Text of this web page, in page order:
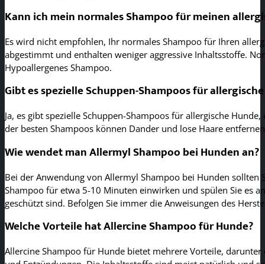
Kann ich mein normales Shampoo für meinen
Es wird nicht empfohlen, Ihr normales Shampoo für Ihren
abgestimmt und enthalten weniger aggressive Inhaltsstoffe.
Hypoallergenes Shampoo.
Gibt es spezielle Schuppen-Shampoos für
Ja, es gibt spezielle Schuppen-Shampoos für allergische
der besten Shampoos können Dander und lose Haare
Wie wendet man Allermyl Shampoo bei Hunden an?
Bei der Anwendung von Allermyl Shampoo bei Hunden sollten
Shampoo für etwa 5-10 Minuten einwirken und spülen Sie es
geschützt sind. Befolgen Sie immer die Anweisungen des
Welche Vorteile hat Allercine Shampoo für Hunde?
Allercine Shampoo für Hunde bietet mehrere Vorteile,